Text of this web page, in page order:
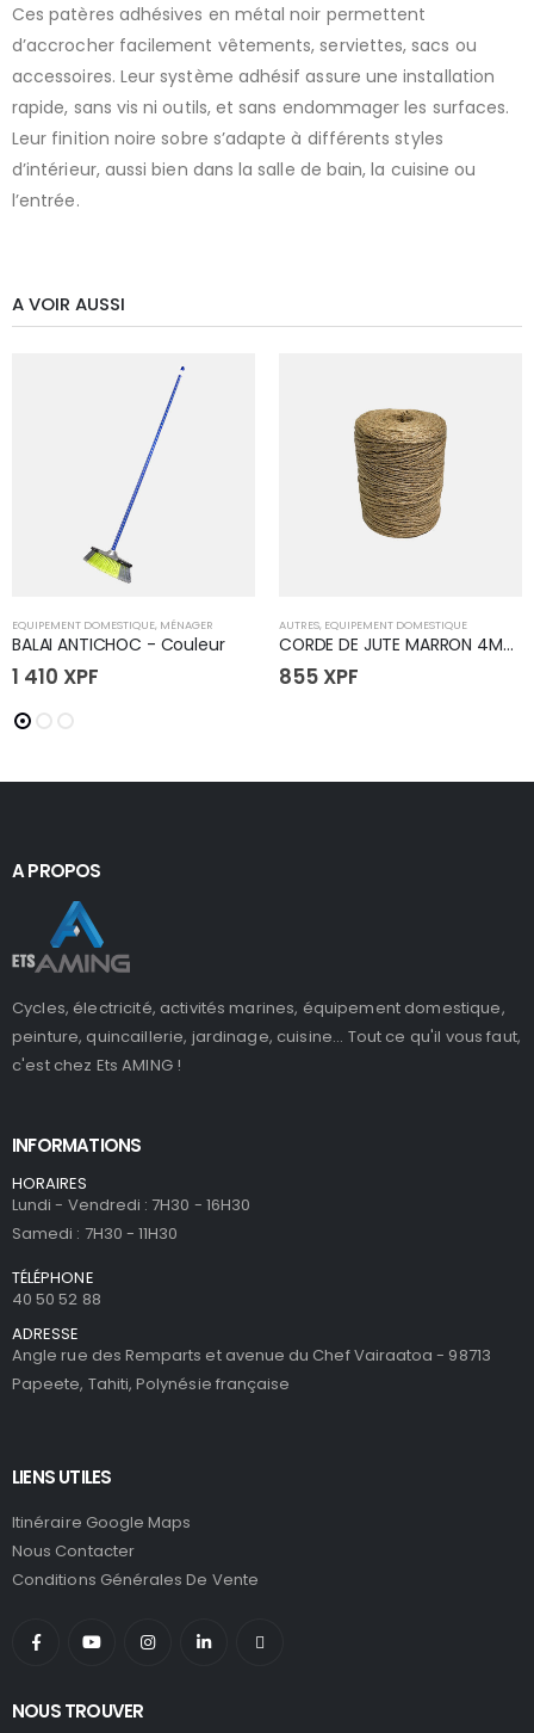
Ces patères adhésives en métal noir permettent
d’accrocher facilement vêtements, serviettes, sacs ou
accessoires. Leur système adhésif assure une installation
rapide, sans vis ni outils, et sans endommager les surfaces.
Leur finition noire sobre s’adapte à différents styles
d’intérieur, aussi bien dans la salle de bain, la cuisine ou
l’entrée.
A VOIR AUSSI
EQUIPEMENT DOMESTIQUE, MÉNAGER
BALAI ANTICHOC - Couleur
1 410 XPF
AUTRES, EQUIPEMENT DOMESTIQUE
CORDE DE JUTE MARRON 4MM 1KG (16)
855 XPF
A PROPOS
Cycles, électricité, activités marines, équipement domestique,
peinture, quincaillerie, jardinage, cuisine... Tout ce qu'il vous faut,
c'est chez Ets AMING !
INFORMATIONS
HORAIRES
Lundi - Vendredi : 7H30 - 16H30
Samedi : 7H30 - 11H30
TÉLÉPHONE
40 50 52 88
ADRESSE
Angle rue des Remparts et avenue du Chef Vairaatoa - 98713
Papeete, Tahiti, Polynésie française
LIENS UTILES
Itinéraire Google Maps
Nous Contacter
Conditions Générales De Vente
NOUS TROUVER